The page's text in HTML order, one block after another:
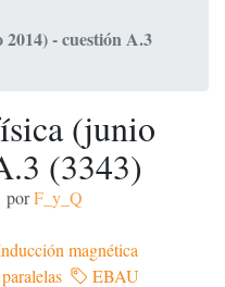
- cuestión A.3
(junio
(3343)
porF_y_Q
magnética
EBAU